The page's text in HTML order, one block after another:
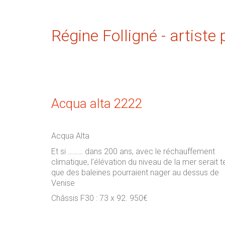
Régine Folligné - artiste
Acqua alta 2222
Acqua Alta
Et si ……… dans 200 ans, avec le réchauffement
climatique, l’élévation du niveau de la mer serait
que des baleines pourraient nager au dessus de
Venise
Châssis F30 : 73 x 92. 950€